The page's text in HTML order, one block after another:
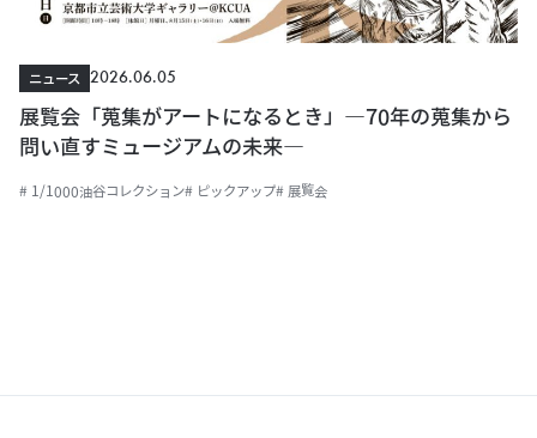
ニュース
2026.06.05
展覧会「蒐集がアートになるとき」―70年の蒐集から
問い直すミュージアムの未来―
# 1/1000油谷コレクション# ピックアップ# 展覧会